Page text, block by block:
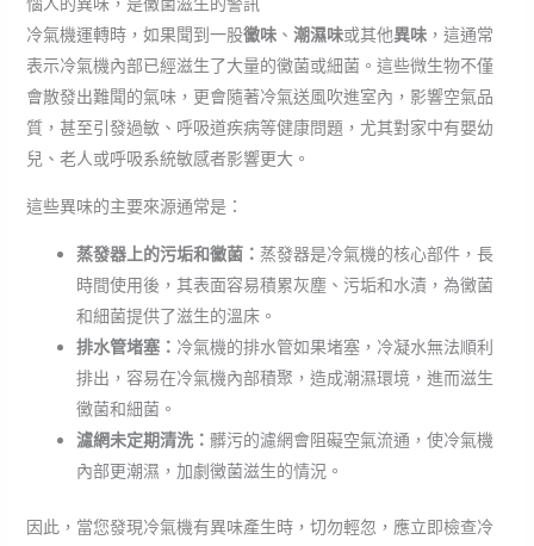
冷氣機運轉時，如果聞到一股黴味、 潮濕味或其他異味，這通常
表示冷氣機內部已經滋生了大量的黴菌或細菌。這些微生物不僅
會散發出難聞的氣味，更會隨著冷氣送風吹進室內，影響空氣品
質，甚至引發過敏、呼吸道疾病等健康問題，尤其對家中有嬰幼
兒、老人或呼吸系統敏感者影響更大。
這些異味的主要來源通常是：
蒸發器上的污垢和黴菌： 蒸發器是冷氣機的核心部件，長
時間使用後，其表面容易積累灰塵、污垢和水漬，為黴菌
和細菌提供了滋生的溫床。
排水管堵塞： 冷氣機的排水管如果堵塞，冷凝水無法順利
排出，容易在冷氣機內部積聚，造成潮濕環境，進而滋生
黴菌和細菌。
濾網未定期清洗： 髒污的濾網會阻礙空氣流通，使冷氣機
內部更潮濕，加劇黴菌滋生的情況。
因此，當您發現冷氣機有異味產生時，切勿輕忽，應立即檢查冷